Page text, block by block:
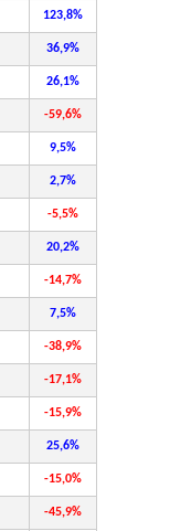
123,8%
36,9%
26,1%
-59,6%
9,5%
2,7%
-5,5%
20,2%
-14,7%
7,5%
-38,9%
-17,1%
-15,9%
25,6%
-15,0%
-45,9%